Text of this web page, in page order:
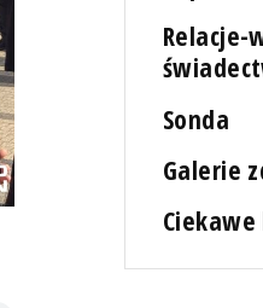
Jubileusz Młodych w Rzymie.
Relacje-
Sonda
Galerie